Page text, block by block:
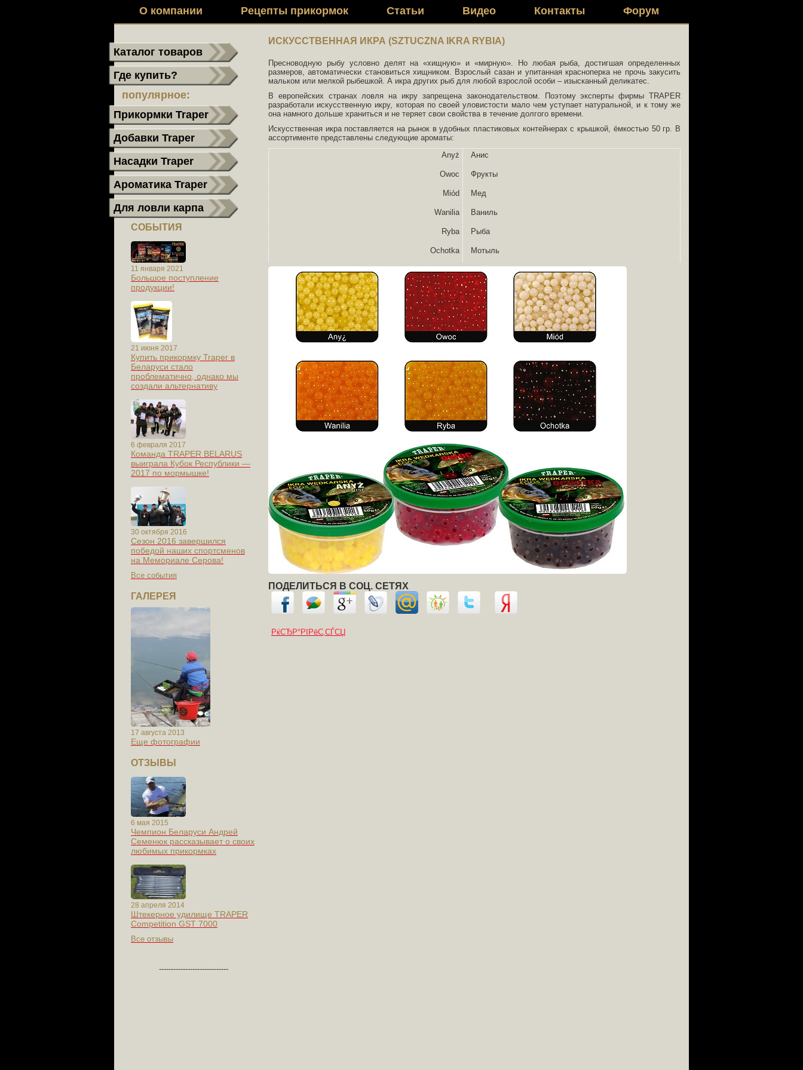
О компании Рецепты прикормок Статьи Видео Контакты Форум
Каталог товаров
Где купить?
популярное:
Прикормки Traper
Добавки Traper
Насадки Traper
Ароматика Traper
Для ловли карпа
СОБЫТИЯ
11 января 2021
Большое поступление
продукции!
21 июня 2017
Купить прикормку Traper в
Беларуси стало
проблематично, однако мы
создали альтернативу
6 февраля 2017
Команда TRAPER BELARUS
выиграла Кубок Республики —
2017 по мормышке!
30 октября 2016
Сезон 2016 завершился
победой наших спортсменов
на Мемориале Серова!
Все события
ГАЛЕРЕЯ
17 августа 2013
Еще фотографии
ОТЗЫВЫ
6 мая 2015
Чемпион Беларуси Андрей
Семенюк рассказывает о своих
любимых прикормках
28 апреля 2014
Штекерное удилище TRAPER
Competition GST 7000
Все отзывы
-----------------------------
ИСКУССТВЕННАЯ ИКРА (SZTUCZNA IKRA RYBIA)
Пресноводную рыбу условно делят на «хищную» и «мирную». Но любая рыба, достигшая определенных
размеров, автоматически становиться хищником. Взрослый сазан и упитанная красноперка не прочь закусить
мальком или мелкой рыбешкой. А икра других рыб для любой взрослой особи – изысканный деликатес.
В европейских странах ловля на икру запрещена законодательством. Поэтому эксперты фирмы TRAPER
разработали искусственную икру, которая по своей уловистости мало чем уступает натуральной, и к тому же
она намного дольше храниться и не теряет свои свойства в течение долгого времени.
Искусственная икра поставляется на рынок в удобных пластиковых контейнерах с крышкой, ёмкостью 50 гр. В
ассортименте представлены следующие ароматы:
Anyż
Анис
Owoc Фрукты
Miód Мед
Wanilia Ваниль
Ryba Рыба
Ochotka Мотыль
ПОДЕЛИТЬСЯ В СОЦ. СЕТЯХ
РќСЂР°РІРёС‚СЃСЏ